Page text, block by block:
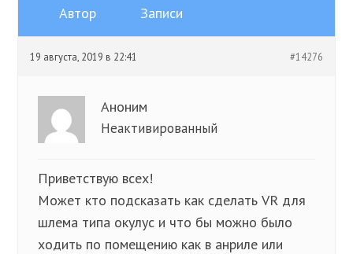
Автор Записи
19 августа, 2019 в 22:41 #14276
Аноним
Неактивированный
Приветствую всех!
Может кто подсказать как сделать VR для
шлема типа окулус и что бы можно было
ходить по помещению как в анриле или